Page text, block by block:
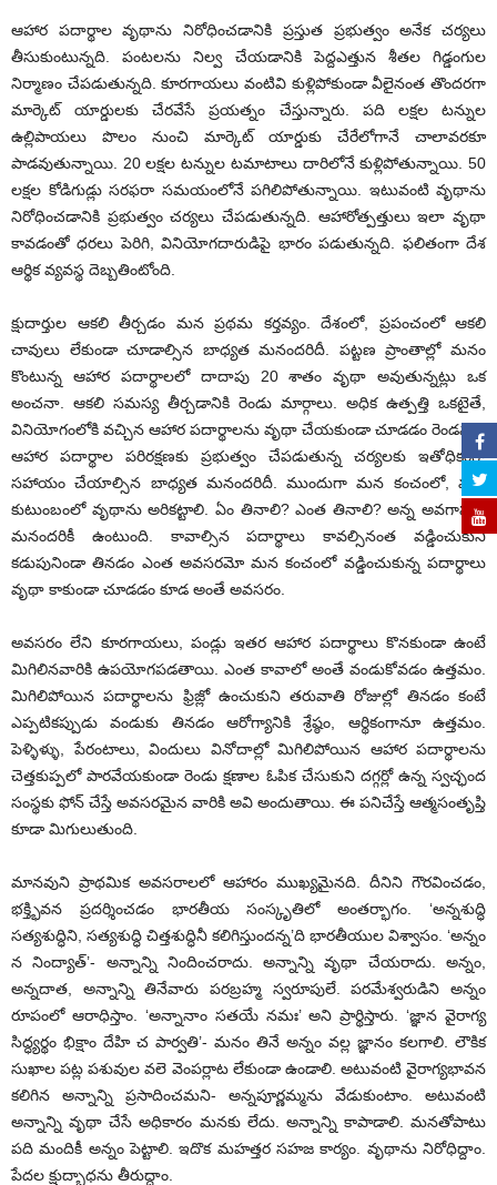
ఆహార పదార్థాల వృథాను నిరోధించడానికి ప్రస్తుత ప్రభుత్వం అనేక చర్యలు
తీసుకుంటున్నది. పంటలను నిల్వ చేయడానికి పెద్దఎత్తున శీతల గిడ్డంగుల
నిర్మాణం చేపడుతున్నది. కూరగాయలు వంటివి కుళ్లిపోకుండా వీలైనంత తొందరగా
మార్కెట్ యార్డులకు చేరవేసే ప్రయత్నం చేస్తున్నారు. పది లక్షల టన్నుల
ఉల్లిపాయలు పొలం నుంచి మార్కెట్ యార్డుకు చేరేలోగానే చాలావరకూ
పాడవుతున్నాయి. 20 లక్షల టన్నుల టమాటాలు దారిలోనే కుళ్లిపోతున్నాయి. 50
లక్షల కోడిగుడ్లు సరఫరా సమయంలోనే పగిలిపోతున్నాయి. ఇటువంటి వృథాను
నిరోధించడానికి ప్రభుత్వం చర్యలు చేపడుతున్నది. ఆహారోత్పత్తులు ఇలా వృథా
కావడంతో ధరలు పెరిగి, వినియోగదారుడిపై భారం పడుతున్నది. ఫలితంగా దేశ
ఆర్థిక వ్యవస్థ దెబ్బతింటోంది.
క్షుదార్తుల ఆకలి తీర్చడం మన ప్రథమ కర్తవ్యం. దేశంలో, ప్రపంచంలో ఆకలి
చావులు లేకుండా చూడాల్సిన బాధ్యత మనందరిదీ. పట్టణ ప్రాంతాల్లో మనం
కొంటున్న ఆహార పదార్థాలలో దాదాపు 20 శాతం వృథా అవుతున్నట్లు ఒక
అంచనా. ఆకలి సమస్య తీర్చడానికి రెండు మార్గాలు. అధిక ఉత్పత్తి ఒకటైతే,
వినియోగంలోకి వచ్చిన ఆహార పదార్థాలను వృథా చేయకుండా చూడడం రెండవది.
ఆహార పదార్థాల పరిరక్షణకు ప్రభుత్వం చేపడుతున్న చర్యలకు ఇతోధికంగా
సహాయం చేయాల్సిన బాధ్యత మనందరిదీ. ముందుగా మన కంచంలో, మన
కుటుంబంలో వృథాను అరికట్టాలి. ఏం తినాలి? ఎంత తినాలి? అన్న అవగాహన
మనందరికీ ఉంటుంది. కావాల్సిన పదార్థాలు కావల్సినంత వడ్డించుకుని
కడుపునిండా తినడం ఎంత అవసరమో మన కంచంలో వడ్డించుకున్న పదార్థాలు
వృథా కాకుండా చూడడం కూడ అంతే అవసరం.
అవసరం లేని కూరగాయలు, పండ్లు ఇతర ఆహార పదార్థాలు కొనకుండా ఉంటే
మిగిలినవారికి ఉపయోగపడతాయి. ఎంత కావాలో అంతే వండుకోవడం ఉత్తమం.
మిగిలిపోయిన పదార్థాలను ఫ్రిజ్లో ఉంచుకుని తరువాతి రోజుల్లో తినడం కంటే
ఎప్పటికప్పుడు వండుకు తినడం ఆరోగ్యానికి శ్రేష్ఠం, ఆర్థికంగానూ ఉత్తమం.
పెళ్ళిళ్ళు, పేరంటాలు, విందులు వినోదాల్లో మిగిలిపోయిన ఆహార పదార్థాలను
చెత్తకుప్పలో పారవేయకుండా రెండు క్షణాల ఓపిక చేసుకుని దగ్గర్లో ఉన్న స్వచ్ఛంద
సంస్థకు ఫోన్ చేస్తే అవసరమైన వారికి అవి అందుతాయి. ఈ పనిచేస్తే ఆత్మసంతృప్తి
కూడా మిగులుతుంది.
మానవుని ప్రాథమిక అవసరాలలో ఆహారం ముఖ్యమైనది. దీనిని గౌరవించడం,
భక్త్భివన ప్రదర్శించడం భారతీయ సంస్కృతిలో అంతర్భాగం. ‘అన్నశుద్ధి
సత్యశుద్ధిని, సత్యశుద్ధి చిత్తశుద్ధినీ కలిగిస్తుందన్న’ది భారతీయుల విశ్వాసం. ‘అన్నం
న నింద్యాత్’- అన్నాన్ని నిందించరాదు. అన్నాన్ని వృథా చేయరాదు. అన్నం,
అన్నదాత, అన్నాన్ని తినేవారు పరబ్రహ్మ స్వరూపులే. పరమేశ్వరుడిని అన్నం
రూపంలో ఆరాధిస్తాం. ‘అన్నానాం సతయే నమః’ అని ప్రార్థిస్తారు. ‘జ్ఞాన వైరాగ్య
సిద్ధ్యర్థం భిక్షాం దేహి చ పార్వతి’- మనం తినే అన్నం వల్ల జ్ఞానం కలగాలి. లౌకిక
సుఖాల పట్ల పశువుల వలె వెంపర్లాట లేకుండా ఉండాలి. అటువంటి వైరాగ్యభావన
కలిగిన అన్నాన్ని ప్రసాదించమని- అన్నపూర్ణమ్మను వేడుకుంటాం. అటువంటి
అన్నాన్ని వృథా చేసే అధికారం మనకు లేదు. అన్నాన్ని కాపాడాలి. మనతోపాటు
పది మందికీ అన్నం పెట్టాలి. ఇదొక మహత్తర సహజ కార్యం. వృథాను నిరోధిద్దాం.
పేదల క్షుద్బాధను తీరుద్దాం.